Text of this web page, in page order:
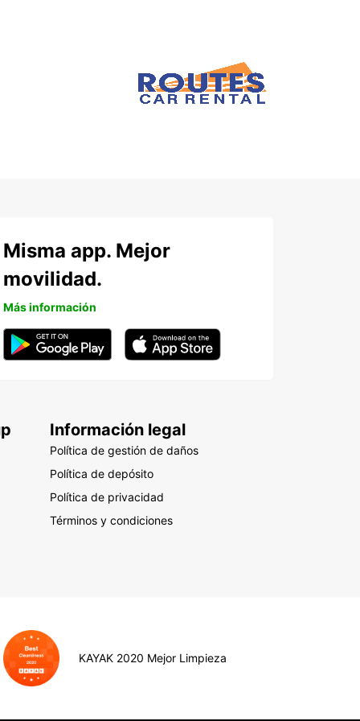
Misma app. Mejor
movilidad.
Más información
Información legal
Política de gestión de daños
Política de depósito
Política de privacidad
Términos y condiciones
KAYAK 2020 Mejor Limpieza